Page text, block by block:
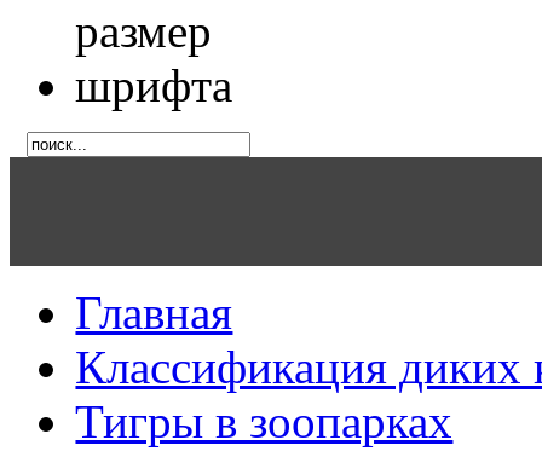
Главная
Классификация диких
Тигры в зоопарках